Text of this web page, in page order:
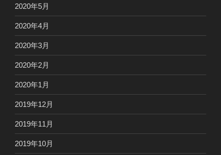
2020年5月
2020年4月
2020年3月
2020年2月
2020年1月
2019年12月
2019年11月
2019年10月